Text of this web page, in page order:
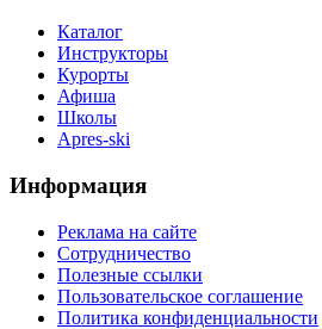
Каталог
Инструкторы
Курорты
Афиша
Школы
Apres-ski
Информация
Реклама на сайте
Сотрудничество
Полезные ссылки
Пользовательское соглашение
Политика конфиденциальности